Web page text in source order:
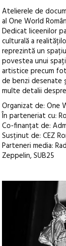
Atelierele de
al One World
Dedicat liceenilor
culturală a
reprezintă un
povestea unui
artistice precum
de benzi desenate
multe detalii
Organizat de: One
În parteneriat cu:
Co-finanțat de:
Susținut de: CEZ
Parteneri media:
Zeppelin, SUB25